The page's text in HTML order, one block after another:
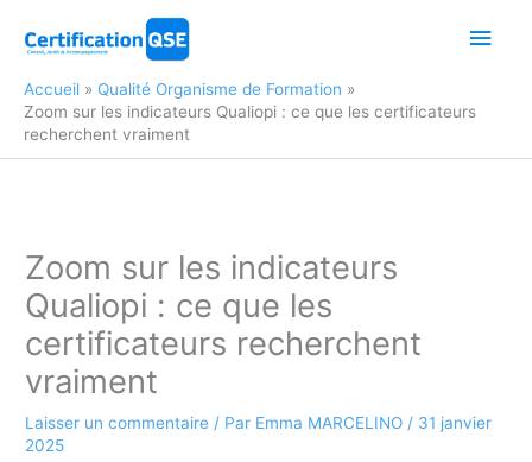
Accueil
Qualité Organisme de Formation
Zoom sur les indicateurs Qualiopi : ce que les certificateurs
recherchent vraiment
Zoom sur les indicateurs
Qualiopi : ce que les
certificateurs recherchent
vraiment
Laisser un commentaire / Par Emma MARCELINO / 31 janvier
2025